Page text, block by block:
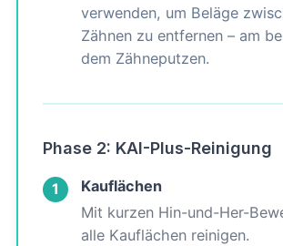
verwenden, um Beläge
Zähnen zu entfernen – am
dem Zähneputzen.
Phase 2: KAI-Plus-Reinigung
1
Kauflächen
Mit kurzen Hin-und-Her-
alle Kauflächen reinigen.